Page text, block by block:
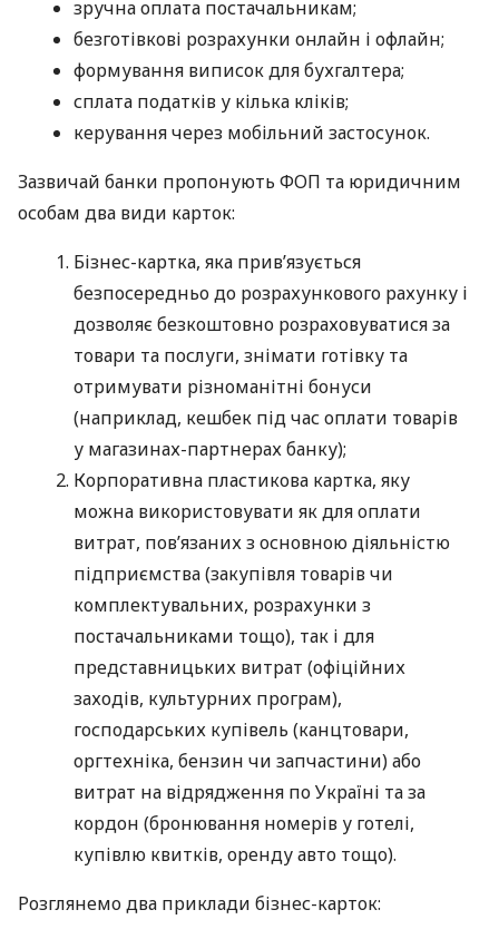
зручна оплата постачальникам;
безготівкові розрахунки онлайн і офлайн;
формування виписок для бухгалтера;
сплата податків у кілька кліків;
керування через мобільний застосунок.
Зазвичай банки пропонують ФОП та юридичним
особам два види карток:
Бізнес-картка, яка прив’язується
безпосередньо до розрахункового рахунку і
дозволяє безкоштовно розраховуватися за
товари та послуги, знімати готівку та
отримувати різноманітні бонуси
(наприклад, кешбек під час оплати товарів
у магазинах-партнерах банку);
Корпоративна пластикова картка, яку
можна використовувати як для оплати
витрат, пов’язаних з основною діяльністю
підприємства (закупівля товарів чи
комплектувальних, розрахунки з
постачальниками тощо), так і для
представницьких витрат (офіційних
заходів, культурних програм),
господарських купівель (канцтовари,
оргтехніка, бензин чи запчастини) або
витрат на відрядження по Україні та за
кордон (бронювання номерів у готелі,
купівлю квитків, оренду авто тощо).
Розглянемо два приклади бізнес-карток: